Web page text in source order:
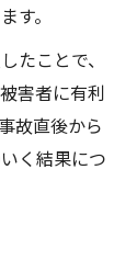
す。
たことで、
害者に有利
故直後から
く結果につ